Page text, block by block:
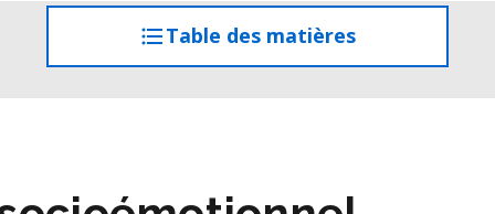
Table des matièresaccéder
à